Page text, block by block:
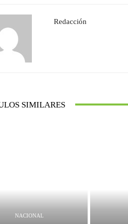
Redacción
SIMILARES
NACIONAL